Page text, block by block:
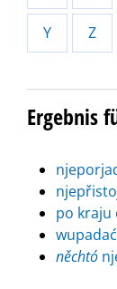
Y Z
Ergebnis
po kraju
wupadać
něchtó